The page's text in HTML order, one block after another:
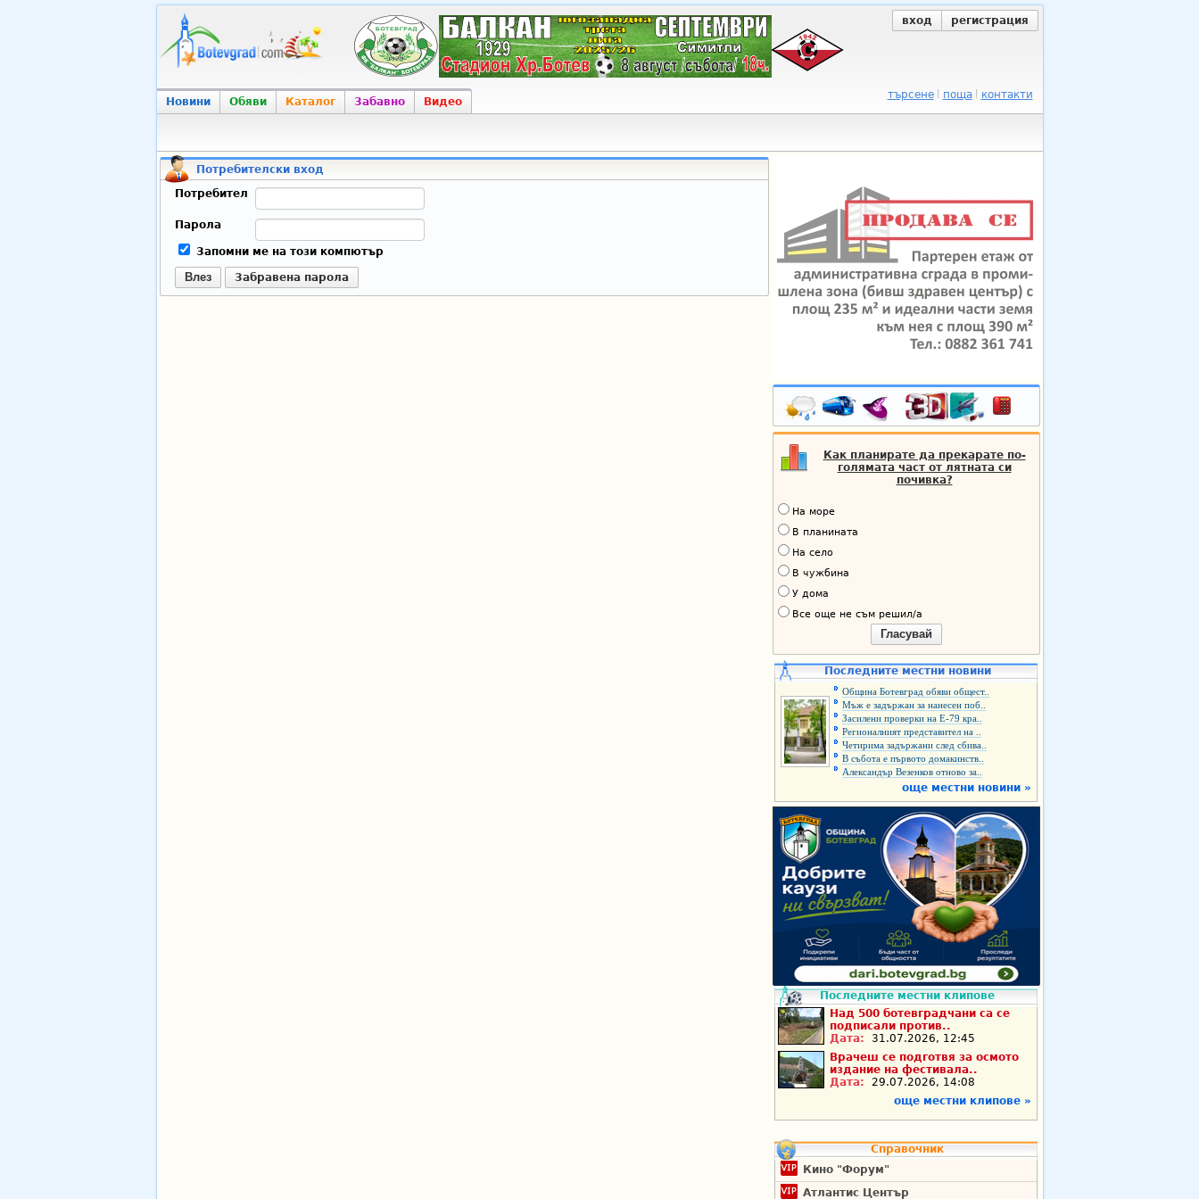
вход регистрация
Новини Обяви Каталог Забавно Видео
търсене поща контакти
Потребителски вход
Потребител
Парола
Запомни ме на този компютър
Влез Забравена парола
Как планирате да прекарате по-
голямата част от лятната си
почивка?
На море
В планината
На село
В чужбина
У дома
Все още не съм решил/а
Гласувай
Последните местни новини
Община Ботевград обяви общест..
Мъж е задържан за нанесен поб..
Засилени проверки на Е-79 кра..
Регионалният представител на ..
Четирима задържани след сбива..
В събота е първото домакинств..
Александър Везенков отново за..
още местни новини »
Последните местни клипове
Над 500 ботевградчани са се
подписали против..
Дата:
31.07.2026, 12:45
Врачеш се подготвя за осмото
издание на фестивала..
Дата:
29.07.2026, 14:08
още местни клипове »
Справочник
Кино "Форум"
Атлантис Център